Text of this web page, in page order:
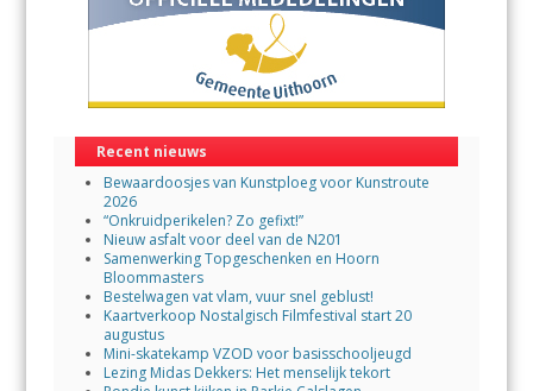
Recent nieuws
Bewaardoosjes van Kunstploeg voor Kunstroute
2026
“Onkruidperikelen? Zo gefixt!”
Nieuw asfalt voor deel van de N201
Samenwerking Topgeschenken en Hoorn
Bloommasters
Bestelwagen vat vlam, vuur snel geblust!
Kaartverkoop Nostalgisch Filmfestival start 20
augustus
Mini-skatekamp VZOD voor basisschooljeugd
Lezing Midas Dekkers: Het menselijk tekort